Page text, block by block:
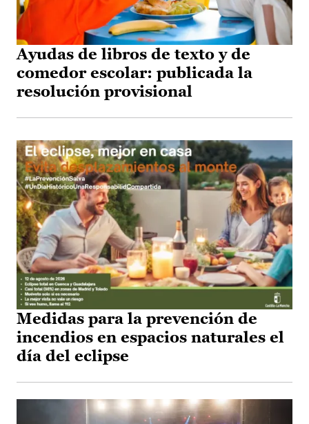
Ayudas de libros de texto y de
comedor escolar: publicada la
resolución provisional
Medidas para la prevención de
incendios en espacios naturales el
día del eclipse